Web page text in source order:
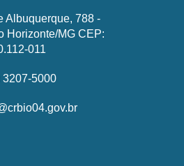
Albuquerque, 788 -
Horizonte/MG CEP:
011
3207-5000